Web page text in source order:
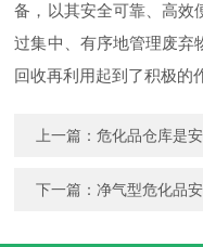
备，以其安全可靠、高效
过集中、有序地管理废弃
回收再利用起到了积极的
上一篇：危化品仓库是
下一篇：净气型危化品